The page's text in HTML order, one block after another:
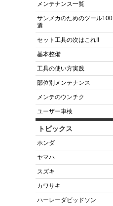
メンテナンス一覧
サンメカのためのツール100
選
セット工具の次はこれ!!
基本整備
工具の使い方実践
部位別メンテナンス
メンテのウンチク
ユーザー車検
トピックス
ホンダ
ヤマハ
スズキ
カワサキ
ハーレーダビッドソン